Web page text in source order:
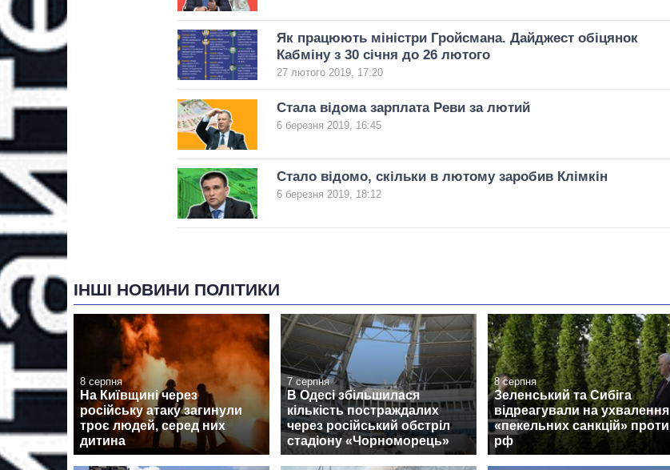
Як працюють міністри Гройсмана. Дайджест обіцянок
Кабміну з 30 січня до 26 лютого
27 лютого 2019, 17:20
Стала відома зарплата Реви за лютий
6 березня 2019, 16:45
Стало відомо, скільки в лютому заробив Клімкін
6 березня 2019, 18:12
ІНШІ НОВИНИ ПОЛІТИКИ
8 серпня
На Київщині через
російську атаку загинули
троє людей, серед них
дитина
7 серпня
В Одесі збільшилася
кількість постраждалих
через російський обстріл
стадіону «Чорноморець»
8 серпня
Зеленський та Сибіга
відреагували на ухвалення
«пекельних санкцій» проти
рф